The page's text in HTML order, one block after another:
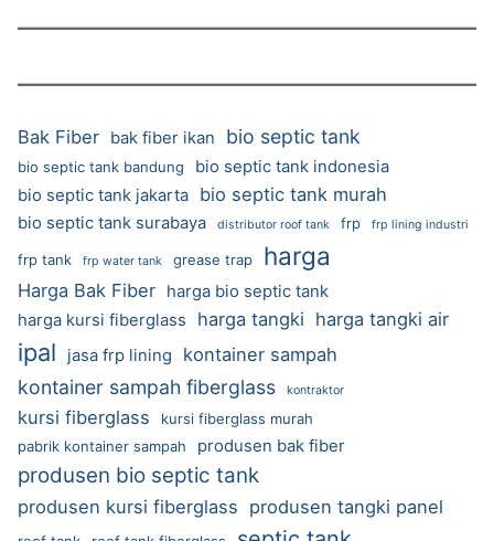
Bak Fiber bak fiber ikan bio septic tank
bio septic tank bandung
bio septic tank indonesia
bio septic tank jakarta
bio septic tank murah
bio septic tank surabaya distributor roof tank frp frp lining industri
frp tank frp water tank grease trap harga
Harga Bak Fiber
harga bio septic tank
harga kursi fiberglass
harga tangki harga tangki air
ipal jasa frp lining kontainer sampah
kontainer sampah fiberglass kontraktor
kursi fiberglass
kursi fiberglass murah
pabrik kontainer sampah
produsen bak fiber
produsen bio septic tank
produsen kursi fiberglass produsen tangki panel